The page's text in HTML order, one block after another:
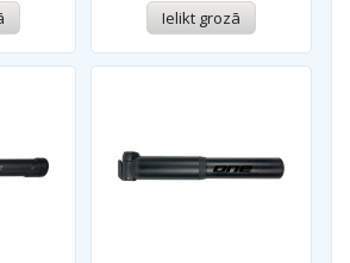
Ielikt grozā